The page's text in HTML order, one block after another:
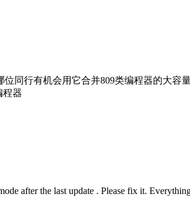
位同行有机会用它合并809类编程器的大容
程器
after the last update . Please fix it.